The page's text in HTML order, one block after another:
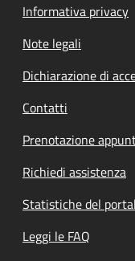
Informativa privacy
Note legali
Dichiarazione di
Contatti
Prenotazione
Richiedi assistenza
Statistiche del
Leggi le FAQ